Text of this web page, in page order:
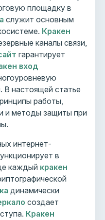
площадку в
служит основным
Кракен
каналы связи,
гарантирует
вход
В настоящей статье
работы,
и методы защиты при
интернет-
в
каждый кракен
динамически
создает
Кракен